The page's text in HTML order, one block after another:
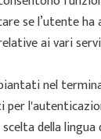
se l’utente
ai vari
nel
della lingua